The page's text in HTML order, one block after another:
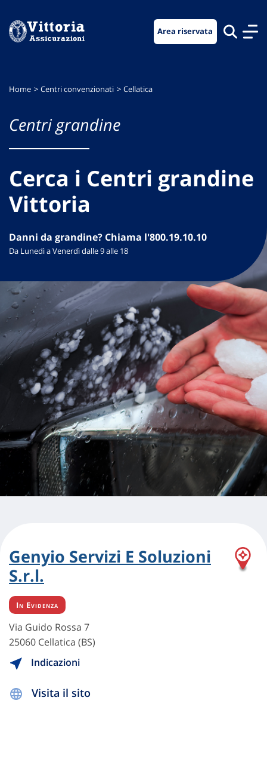
menu
contenuto
footer
Area riservata
Home Centri convenzionati Cellatica
Centri grandine
Cerca i Centri grandine
Vittoria
Danni da grandine? Chiama l'800.19.10.10
Da Lunedì a Venerdì dalle 9 alle 18
Genyio Servizi E Soluzioni
S.r.l.
In Evidenza
Via Guido Rossa 7
25060 Cellatica (BS)
Indicazioni
Visita il sito